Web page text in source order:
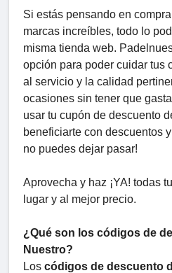
Si estás pensando en
marcas increíbles, todo lo
misma tienda web.
opción para poder cuidar tus
al servicio y la calidad
ocasiones sin tener que
usar tu cupón de descuento
beneficiarte con descuentos
no puedes dejar pasar!
Aprovecha y haz ¡YA! todas
lugar y al mejor precio.
¿Qué son los códigos de
Nuestro?
Los códigos de descuento